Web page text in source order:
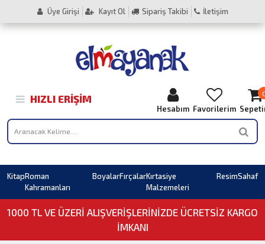
Üye Girişi Kayıt Ol Sipariş Takibi İletişim
HIZLI ERIŞIM
Hesabım Favorilerim
KitapRoman
Kahramanları
BoyalarFırçalarKırtasiye
Malzemeleri
ResimSahaf
1000 TL VE ÜZERI ALIŞVERIŞLERINIZDE ÜCRETSİZ KARGO
İMKANI